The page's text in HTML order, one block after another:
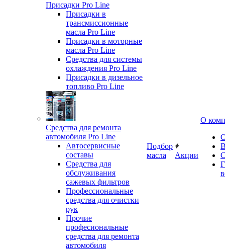
Присадки Pro Line
Присадки в
трансмиссионные
масла Pro Line
Присадки в моторные
масла Pro Line
Средства для системы
охлаждения Pro Line
Присадки в дизельное
топливо Pro Line
Средства для ремонта
автомобиля Pro Line
Автосервисные
составы
Средства для
обслуживания
сажевых фильтров
Профессиональные
средства для очистки
рук
Прочие
професиональные
средства для ремонта
автомобиля
Подбор
масла
Акции
О